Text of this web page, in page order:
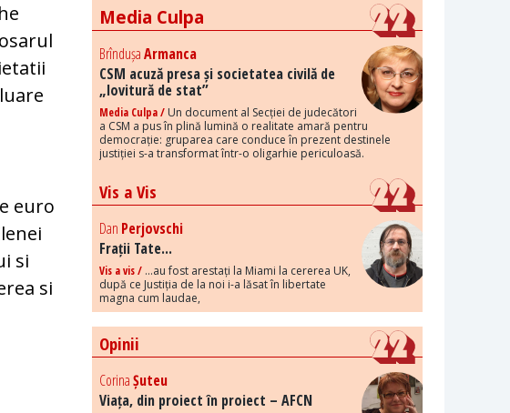
euro
si
si
Media Culpa
BrîndușaArmanca
CSM acuză presa și societatea civilă de
„lovitură de stat”
Media Culpa / Un document al Secției de judecători
a CSM a pus în plină lumină o realitate amară pentru
democrație: gruparea care conduce în prezent destinele
justiției s-a transformat într-o oligarhie periculoasă.
Vis a Vis
Dan Perjovschi
Frații Tate...
Vis a vis / ...au fost arestați la Miami la cererea UK,
după ce Justiția de la noi i-a lăsat în libertate
magna cum laudae,
Opinii
CorinaȘuteu
Viața, din proiect în proiect – AFCN